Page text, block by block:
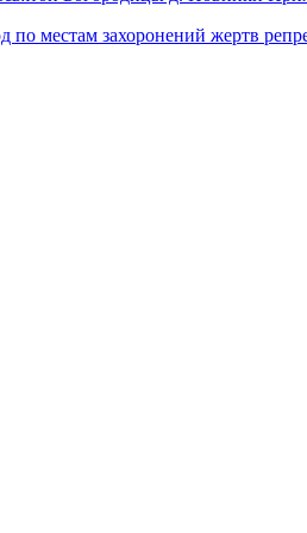
по местам захоронений жертв